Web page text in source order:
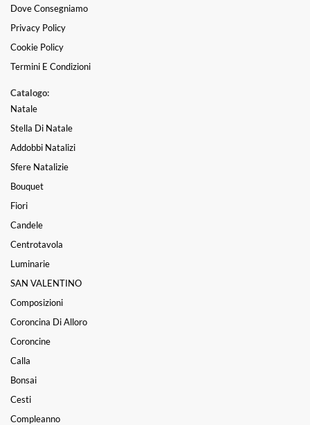
Dove Consegniamo
Privacy Policy
Cookie Policy
Termini E Condizioni
Catalogo:
Natale
Stella Di Natale
Addobbi Natalizi
Sfere Natalizie
Bouquet
Fiori
Candele
Centrotavola
Luminarie
SAN VALENTINO
Composizioni
Coroncina Di Alloro
Coroncine
Calla
Bonsai
Cesti
Compleanno